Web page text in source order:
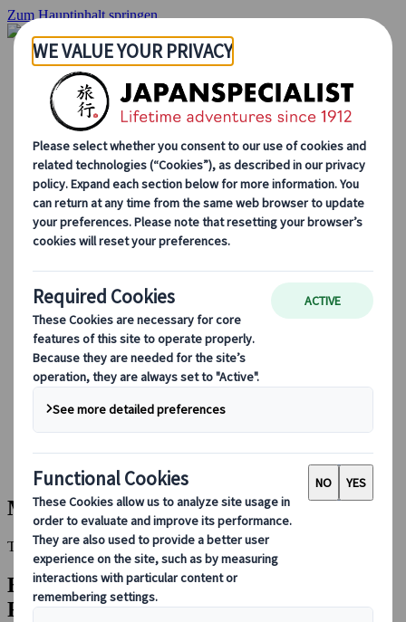
Zum Hauptinhalt springen
Startseite
Rundreisen
Individuelle Reisen
Gruppenreisen
Selbstfahrerreisen
Ausflüge
Massgeschneiderte Gruppenreisen
Japan Rail Pass
Wie wir arbeiten
Über uns
Treffen Sie unser Team
Werden Sie Teil unseres Teams
Saisonale Reisetipps
Highlights des Reiseziels
Kulturelle Einblicke
Kulinarische Erlebnisse
Entdecke Japan mit dem Zug
Häufig gestellte Fragen
Wichtige Informationen
Etikette in Japan
Autofahren in Japan
Bei uns buchen
Japan Rail Pass
Unterkunft
Online-Beratung
Mishima
This Destination is disabled to display.
Entdecken Sie andere Reiseziele in dieser
Region